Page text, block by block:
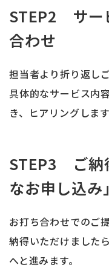
STEP2 サー
合わせ
担当者より折り返し
具体的なサービス内
き、ヒアリングします
STEP3 ご納
なお申し込み」
お打ち合わせでのご
納得いただけました
へと進みます。